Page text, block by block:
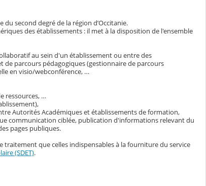
second degré de la région d’Occitanie.
des établissements : il met à la disposition de l'ensemble
au sein d'un établissement ou entre des
de parcours pédagogiques (gestionnaire de parcours
en visio/webconférence, …
ressources, …
Autorités Académiques et établissements de formation,
communication ciblée, publication d'informations relevant du
pages publiques.
traitement que celles indispensables à la fourniture du service
(SDET).